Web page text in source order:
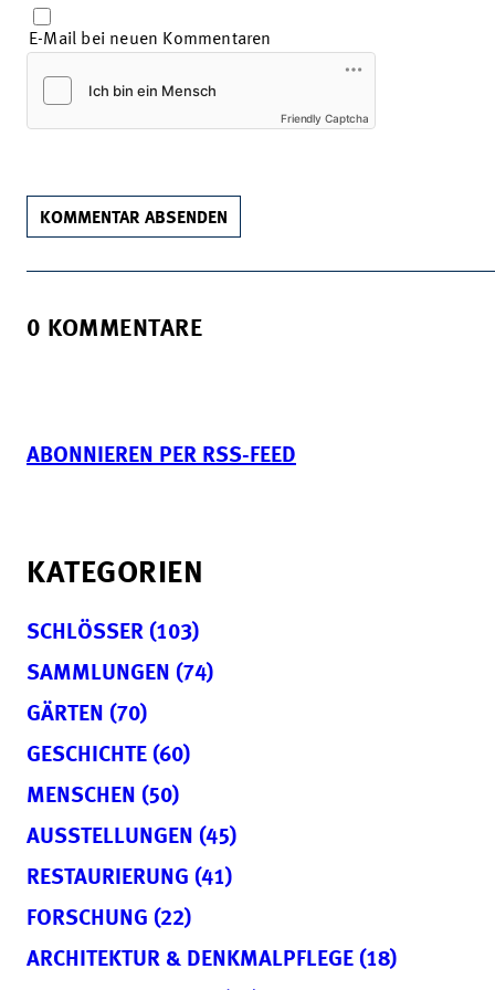
E-Mail bei neuen Kommentaren
Friendly Captcha
KOMMENTAR ABSENDEN
0 KOMMENTARE
ABONNIEREN PER RSS-FEED
KATEGORIEN
SCHLÖSSER (103)
SAMMLUNGEN (74)
GÄRTEN (70)
GESCHICHTE (60)
MENSCHEN (50)
AUSSTELLUNGEN (45)
RESTAURIERUNG (41)
FORSCHUNG (22)
ARCHITEKTUR & DENKMALPFLEGE (18)